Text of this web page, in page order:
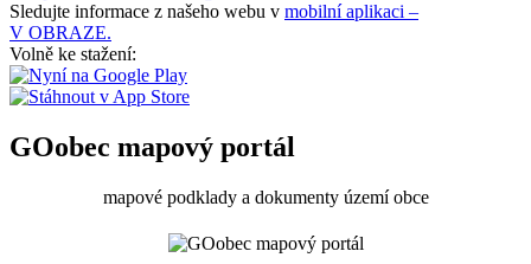
Sledujte informace z našeho webu v mobilní aplikaci –
V OBRAZE.
Volně ke stažení:
GOobec mapový portál
mapové podklady a dokumenty území obce